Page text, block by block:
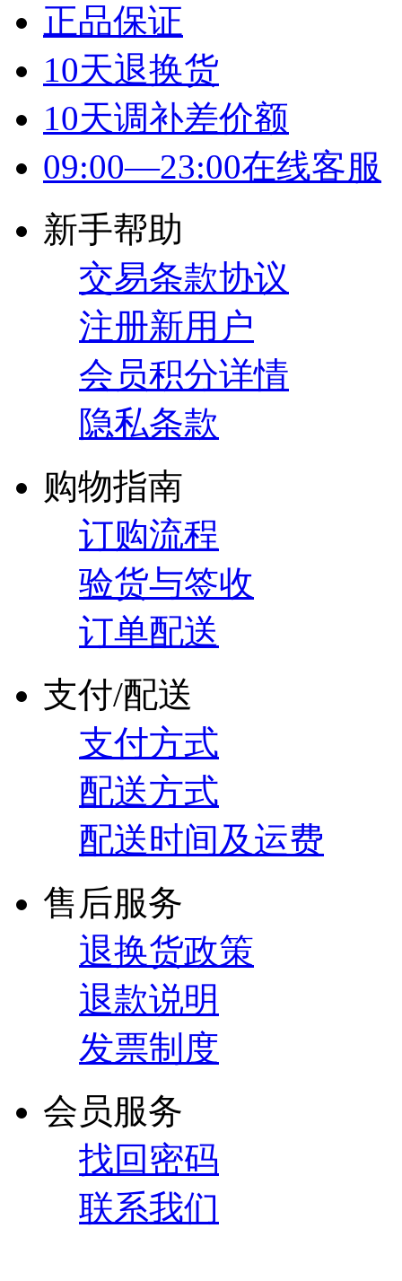
正品保证
10天退换货
10天调补差价额
09:00—23:00在线客服
新手帮助
交易条款协议
注册新用户
会员积分详情
隐私条款
购物指南
订购流程
验货与签收
订单配送
支付/配送
支付方式
配送方式
配送时间及运费
售后服务
退换货政策
退款说明
发票制度
会员服务
找回密码
联系我们